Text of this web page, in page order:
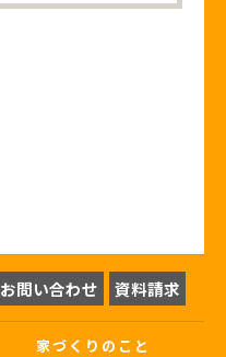
お問い合わせ 資料請求
家づくりのこと